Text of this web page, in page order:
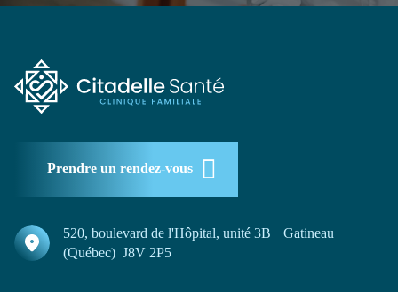
Prendre un rendez-vous
520, boulevard de l'Hôpital, unité 3B Gatineau
(Québec) J8V 2P5